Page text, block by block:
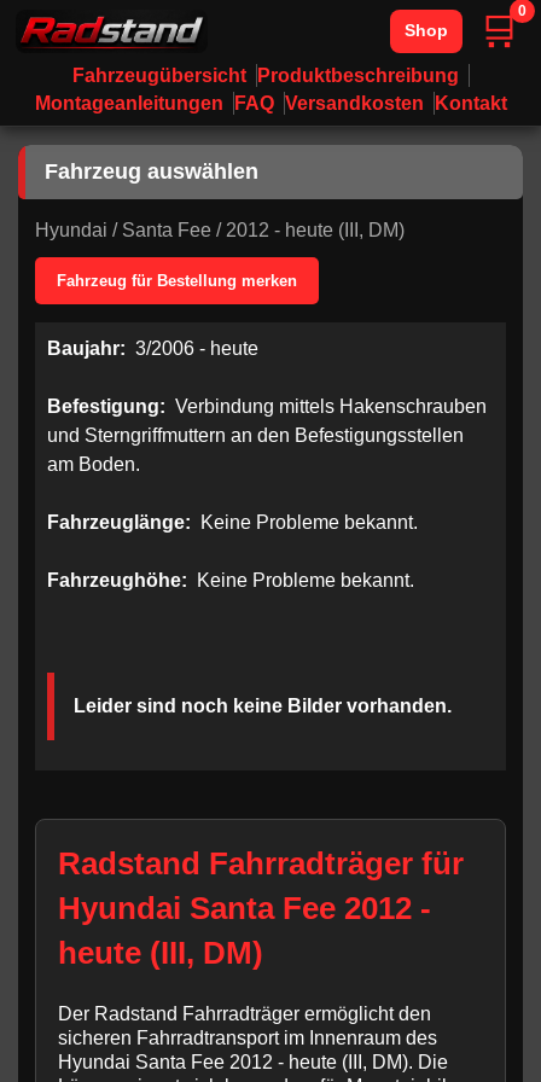
Fahrzeugübersicht
Produktbeschreibung
Montageanleitungen
FAQ Versandkosten Kontakt
Shop 🛒0
Fahrzeug auswählen
Hyundai / Santa Fee / 2012 - heute (III, DM)
Fahrzeug für Bestellung merken
Baujahr: 3/2006 - heute
Befestigung: Verbindung mittels Hakenschrauben
und Sterngriffmuttern an den Befestigungsstellen
am Boden.
Fahrzeuglänge: Keine Probleme bekannt.
Fahrzeughöhe: Keine Probleme bekannt.
Leider sind noch keine Bilder vorhanden.
Radstand Fahrradträger für
Hyundai Santa Fee 2012 -
heute (III, DM)
Der Radstand Fahrradträger ermöglicht den
sicheren Fahrradtransport im Innenraum des
Hyundai Santa Fee 2012 - heute (III, DM). Die